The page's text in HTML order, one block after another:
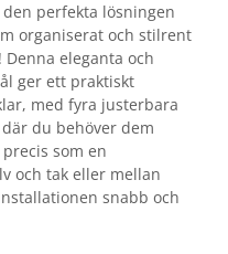
perfekta lösningen
organiserat och stilrent
eleganta och
ger ett praktiskt
med fyra justerbara
du behöver dem
som en
och tak eller mellan
snabb och